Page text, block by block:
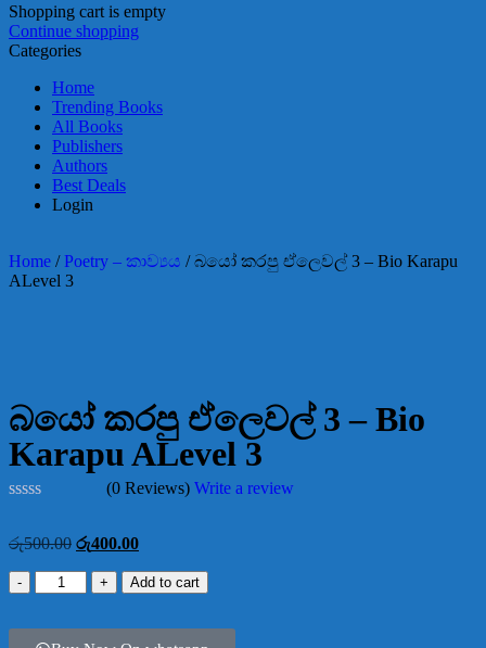
Shopping cart is empty
Continue shopping
Categories
Home
Trending Books
All Books
Publishers
Authors
Best Deals
Login
Home /Poetry – කාව්‍යය / බයෝ කරපු ඒලෙවල් 3 – Bio Karapu
ALevel 3
බයෝ කරපු ඒලෙවල් 3 – Bio
Karapu ALevel 3
out
(0 Reviews)Write a review
රු500.00 රු400.00
Add to cart